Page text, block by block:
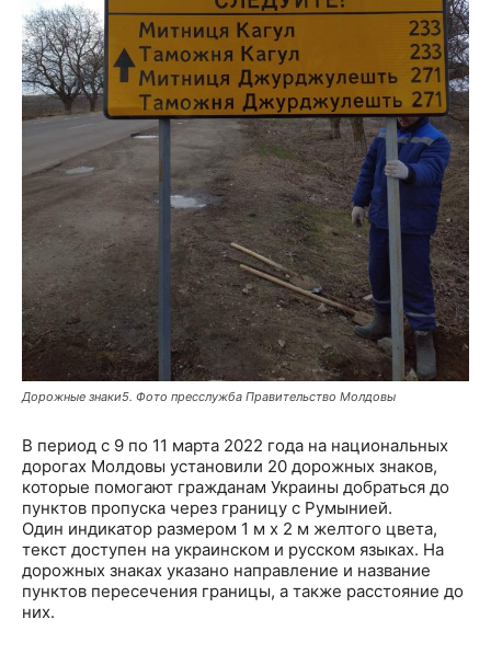
Дорожные знаки5. Фото пресслужба Правительство Молдовы
В период с 9 по 11 марта 2022 года на национальных
дорогах Молдовы установили 20 дорожных знаков,
которые помогают гражданам Украины добраться до
пунктов пропуска через границу с Румынией.
Один индикатор размером 1 м х 2 м желтого цвета,
текст доступен на украинском и русском языках. На
дорожных знаках указано направление и название
пунктов пересечения границы, а также расстояние до
них.